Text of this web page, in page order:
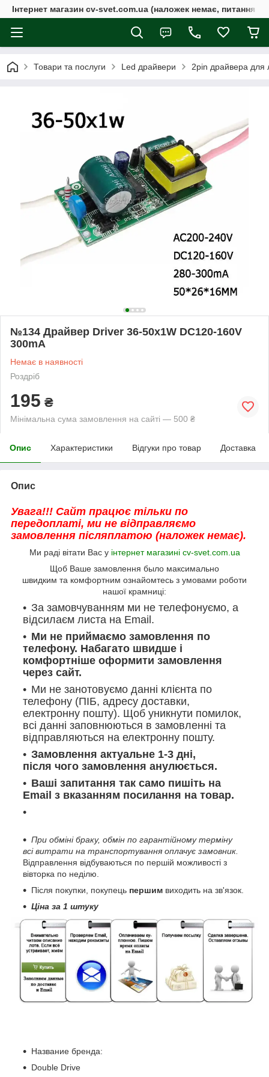
Інтернет магазин cv-svet.com.ua (наложек немає, питання у
Товари та послуги Led драйвери 2pin драйвера для
№134 Драйвер Driver 36-50x1W DC120-160V
300mA
Немає в наявності
Роздріб
195 ₴
Мінімальна сума замовлення на сайті — 500 ₴
Опис Характеристики Відгуки про товар Доставка
Опис
Увага!!! Сайт працює тільки по
передоплаті, ми не відправляємо
замовлення післяплатою (наложек немає).
Ми раді вітати Вас у інтернет магазині cv-svet.com.ua
Щоб Ваше замовлення было максимально
швидким та комфортним ознайомтесь з умовами роботи
нашої крамниці:
За замовчуванням ми не телефонуємо, а
відсилаєм листа на Email.
Ми не приймаємо замовлення по
телефону. Набагато швидше і
комфортніше оформити замовлення
через сайт.
Ми не занотовуємо данні клієнта по
телефону (ПІБ, адресу доставки,
електронну пошту). Щоб уникнути помилок,
всі данні заповнюються в замовленні та
відправляються на електронну пошту.
Замовлення актуальне 1-3 дні,
після чого замовлення анулюється.
Ваші запитання так само пишіть на
Email з вказанням посилання на товар.
При обміні браку, обмін по гарантійному терміну
всі витрати на транспортування оплачує замовник.
Відправлення відбуваються по першій можливості з
вівторка по неділю.
Після покупки, покупець першим виходить на зв'язок.
Ціна за 1 штуку
Название бренда:
Double Drive